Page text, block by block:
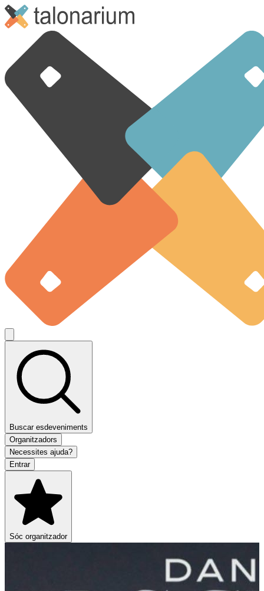
Buscar esdeveniments
Organitzadors
Necessites ajuda?
Entrar
Sóc organitzador